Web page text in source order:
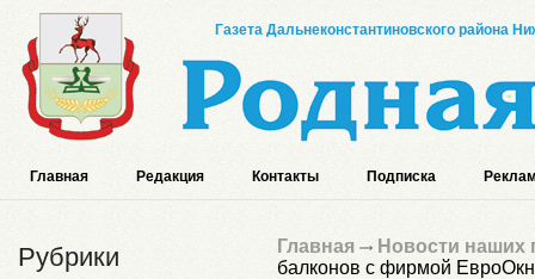
Газета Дальнеконстантиновского района
Главная Редакция Контакты Подписка
Рубрики Главная
Новости наших
балконов с фирмой